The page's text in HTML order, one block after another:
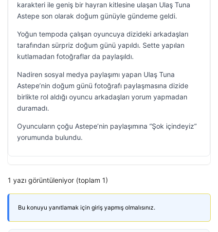
karakteri ile geniş bir hayran kitlesine ulaşan Ulaş Tuna
Astepe son olarak doğum günüyle gündeme geldi.
Yoğun tempoda çalışan oyuncuya dizideki arkadaşları
tarafından sürpriz doğum günü yapıldı. Sette yapılan
kutlamadan fotoğraflar da paylaşıldı.
Nadiren sosyal medya paylaşımı yapan Ulaş Tuna
Astepe’nin doğum günü fotoğrafı paylaşmasına dizide
birlikte rol aldığı oyuncu arkadaşları yorum yapmadan
duramadı.
Oyuncuların çoğu Astepe’nin paylaşımına “Şok içindeyiz”
yorumunda bulundu.
1 yazı görüntüleniyor (toplam 1)
Bu konuyu yanıtlamak için giriş yapmış olmalısınız.